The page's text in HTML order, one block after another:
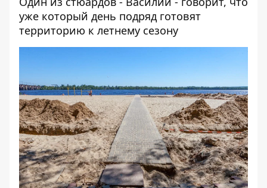
уже который день подряд готовят
территорию к летнему сезону